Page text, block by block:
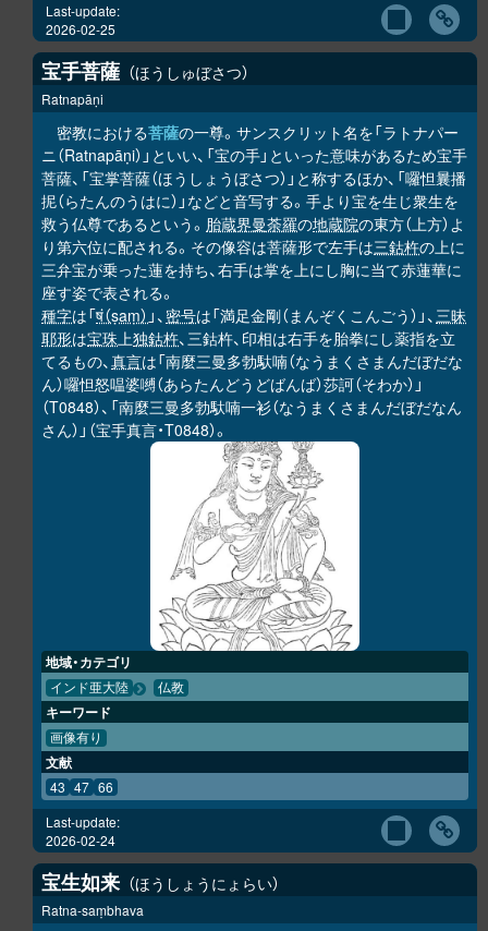
Last-update:
2026-02-25
宝手菩薩 ほうしゅぼさつ
Ratnapāṇi
密教における菩薩の一尊。サンスクリット名を「ラトナパー
ニ（Ratnapāṇi）」といい、「宝の手」といった意味があるため宝手
菩薩、「宝掌菩薩（ほうしょうぼさつ）」と称するほか、「囉怛曩播
抳（らたんのうはに）」などと音写する。手より宝を生じ衆生を
救う仏尊であるという。 胎蔵界曼荼羅の地蔵院の東方（上方）よ
り第六位に配される。その像容は菩薩形で左手は三鈷杵の上に
三弁宝が乗った蓮を持ち、右手は掌を上にし胸に当て赤蓮華に
座す姿で表される。
種字は「षं（ṣaṃ） 」、 密号は「満足金剛（まんぞくこんごう）」、三昧
耶形は宝珠上独鈷杵、三鈷杵、印相は右手を胎拳にし薬指を立
てるもの、真言は「南麼三曼多勃馱喃（なうまくさまんだぼだな
ん）囉怛怒嗢婆嚩（あらたんどうどばんば）莎訶（そわか）」
（T0848）、「南麼三曼多勃馱喃一衫（なうまくさまんだぼだなん
さん）」（宝手真言・T0848）。
地域・カテゴリ
インド亜大陸 仏教
キーワード
画像有り
文献
43 47 66
Last-update:
2026-02-24
宝生如来 ほうしょうにょらい
Ratna-saṃbhava